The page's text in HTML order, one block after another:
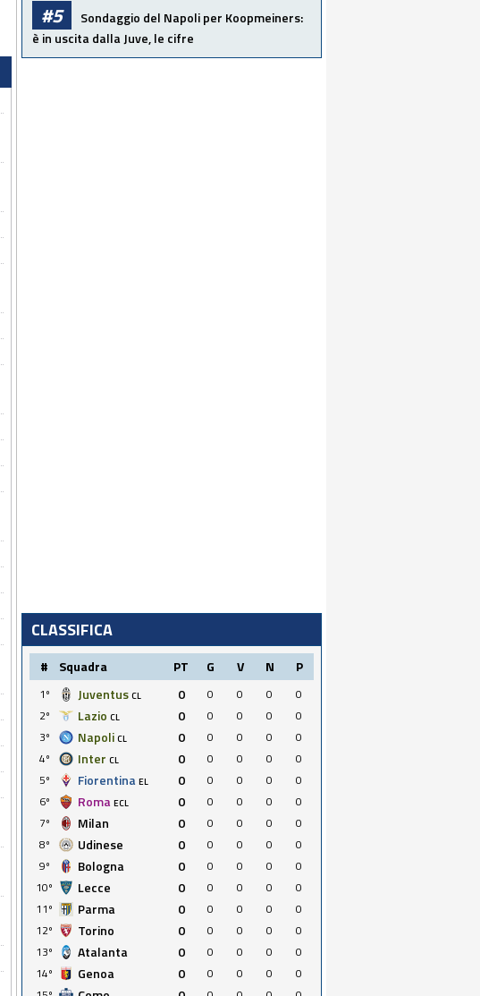
#5
Sondaggio del Napoli per Koopmeiners:
è in uscita dalla Juve, le cifre
CLASSIFICA
# Squadra PT G V N P
1º Juventus CL 0 0 0 0
0
2º
Lazio CL 0 0 0 0
0
3º
Napoli CL 0 0 0 0
0
4º
Inter CL 0 0 0 0
0
5º
Fiorentina EL 0 0 0 0
0
6º
Roma ECL 0 0 0 0
0
7º
Milan 0 0 0 0
0
8º
Udinese 0 0 0 0
0
9º
Bologna 0 0 0 0
0
10º
Lecce 0 0 0 0
0
11º
Parma 0 0 0 0
0
12º
Torino 0 0 0 0
0
13º
Atalanta 0 0 0 0
0
14º
Genoa 0 0 0 0
0